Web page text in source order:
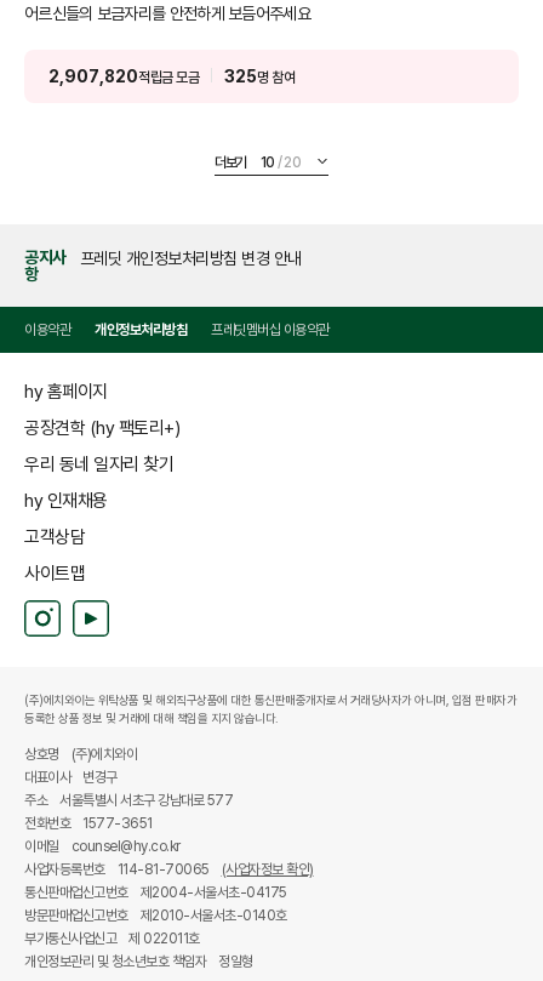
어르신들의 보금자리를 안전하게 보듬어주세요
2,907,820적립금 모금 325명 참여
더보기 10 20
공지사
항
프레딧 개인정보처리방침 변경 안내
이용약관 개인정보처리방침 프레딧멤버십 이용약관
hy 홈페이지
공장견학 (hy 팩토리+)
우리 동네 일자리 찾기
hy 인재채용
고객상담
사이트맵
(주)에치와이는 위탁상품 및 해외직구상품에 대한 통신판매중개자로서 거래당사자가 아니며, 입점 판매자가
등록한 상품 정보 및 거래에 대해 책임을 지지 않습니다.
상호명
(주)에치와이
대표이사
변경구
주소 서울특별시 서초구 강남대로 577
전화번호
1577-3651
이메일
counsel@hy.co.kr
사업자등록번호
114-81-70065
(사업자정보 확인)
통신판매업신고번호
제2004-서울서초-04175
방문판매업신고번호
제2010-서울서초-0140호
부가통신사업신고 제 022011호
개인정보관리 및 청소년보호 책임자
정일형